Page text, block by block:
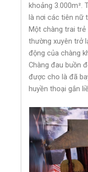
khoảng 3.000m².
là nơi các tiên nữ
Một chàng trai trẻ
thường xuyên trở
động của chàng
Chàng đau buồn
được cho là đã
huyền thoại gắn